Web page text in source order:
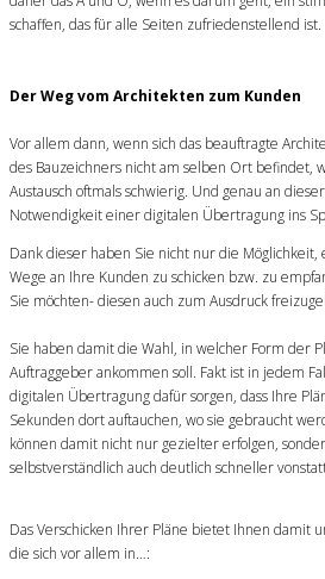
schaffen, das für alle Seiten zufriedenstellend ist.
Der Weg vom Architekten zum Kunden
Vor allem dann, wenn sich das beauftragte
des Bauzeichners nicht am selben Ort befindet,
Austausch oftmals schwierig. Und genau an
Notwendigkeit einer digitalen Übertragung ins
Dank dieser haben Sie nicht nur die Möglichkeit,
Wege an Ihre Kunden zu schicken bzw. zu
Sie möchten- diesen auch zum Ausdruck
Sie haben damit die Wahl, in welcher Form der
Auftraggeber ankommen soll. Fakt ist in jedem
digitalen Übertragung dafür sorgen, dass Ihre
Sekunden dort auftauchen, wo sie gebraucht
können damit nicht nur gezielter erfolgen,
selbstverständlich auch deutlich schneller
Das Verschicken Ihrer Pläne bietet Ihnen damit
die sich vor allem in…: